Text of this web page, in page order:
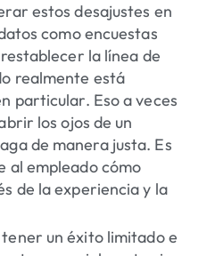
estos desajustes en
como encuestas
la línea de
realmente está
particular. Eso a veces
los ojos de un
de manera justa. Es
al empleado cómo
de la experiencia y la
un éxito limitado e